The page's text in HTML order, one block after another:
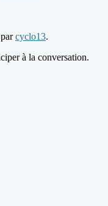
cyclo13.
à la conversation.